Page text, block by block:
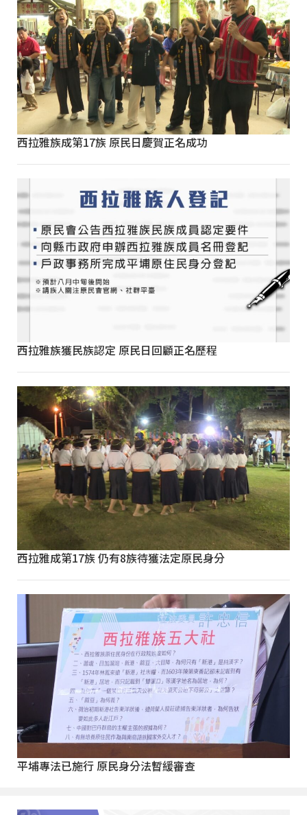
西拉雅族成第17族 原民日慶賀正名成功
西拉雅族獲民族認定 原民日回顧正名歷程
西拉雅成第17族 仍有8族待獲法定原民身分
平埔專法已施行 原民身分法暫緩審查